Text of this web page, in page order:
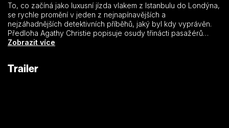
To, co začíná jako luxusní jízda vlakem z Istanbulu do Londýna,
se rychle promění v jeden z nejnapínavějších a
nejzáhadnějších detektivních příběhů, jaký byl kdy vyprávěn.
Předloha Agathy Christie popisuje osudy třinácti pasažérů
uvízlých v přepychovém vlaku Orient expresu kdesi ve
se stává podezřelým. Ve vlaku naštěstí nechybí jeden
Zobrazit více
Trailer